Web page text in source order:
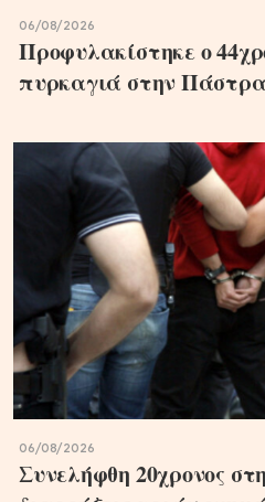
06/08/2026
Προφυλακίστηκε ο
πυρκαγιά στην
06/08/2026
Συνελήφθη 20χρονος